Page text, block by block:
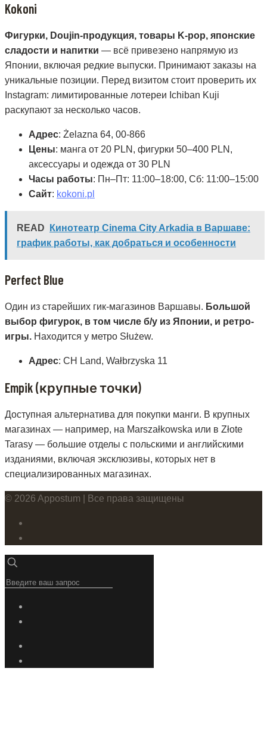
Kokoni
Фигурки, Doujin-продукция, товары K-pop, японские
сладости и напитки — всё привезено напрямую из
Японии, включая редкие выпуски. Принимают заказы на
уникальные позиции. Перед визитом стоит проверить их
Instagram: лимитированные лотереи Ichiban Kuji
раскупают за несколько часов.
Адрес: Żelazna 64, 00-866
Цены: манга от 20 PLN, фигурки 50–400 PLN,
аксессуары и одежда от 30 PLN
Часы работы: Пн–Пт: 11:00–18:00, Сб: 11:00–15:00
Сайт: kokoni.pl
READ
Кинотеатр Cinema City Arkadia в Варшаве:
график работы, как добраться и особенности
Perfect Blue
Один из старейших гик-магазинов Варшавы. Большой
выбор фигурок, в том числе б/у из Японии, и ретро-
игры. Находится у метро Służew.
Адрес: CH Land, Wałbrzyska 11
Empik (крупные точки)
Доступная альтернатива для покупки манги. В крупных
магазинах — например, на Marszałkowska или в Złote
Tarasy — большие отделы с польскими и английскими
изданиями, включая эксклюзивы, которых нет в
специализированных магазинах.
© 2026 Appostum | Все права защищены